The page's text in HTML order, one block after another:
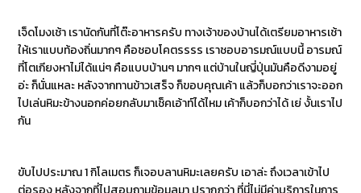
เจ็ดโมงเช้า เรานัดกันที่โต๊ะอาหารครับ ทางเจ้าของบ้านได้เตรียมอาหารเช้า
ให้เราแบบท้องถิ่นมากๆ คือชอบโคตรรรร เราชอบอารมณ์แบบนี้ อารมณ์
ที่โตเกียงหาไม่ได้แน่ๆ คือแบบบ้านๆ มากๆ แต่บ้านในญี่ปุ่นมันคือดีงามอยู่
อ่ะ ก็นั่นแหละ หลังจากทานข้าวเสร็จ ก็ขอบคุณเค้า แล้วก็บอกว่าเราจะออก
ไปเล่นหิมะข้างนอกค่อยกลับมาเช็คเอ้าท์ได้ไหม เค้าก็บอกว่าได้ เย่ งั้นเราไป
กัน
ขับไปประมาณ 1 กิโลเมตร ก็เจอบลานหิมะเลยครับ เอาล่ะ ถึงเวลาเข้าไป